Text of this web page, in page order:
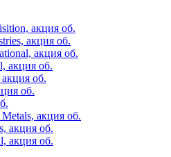
акция об.
акция об.
акция об.
акция об.
об.
об.
акция об.
акция об.
акция об.